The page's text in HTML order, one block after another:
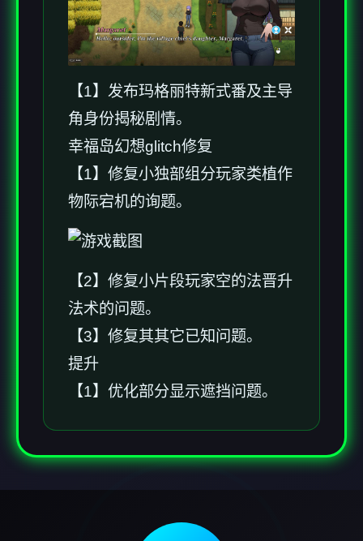
【1】发布玛格丽特新式番及主导
角身份揭秘剧情。
幸福岛幻想glitch修复
【1】修复小独部组分玩家类植作
物际宕机的询题。
【2】修复小片段玩家空的法晋升
法术的问题。
【3】修复其其它已知问题。
提升
【1】优化部分显示遮挡问题。